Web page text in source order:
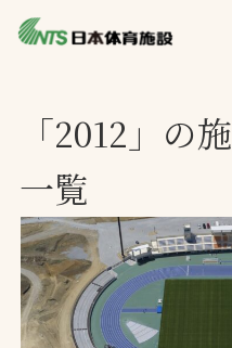
ニュース
プレスリリース
レポート
製品・サービス一覧
施工・管理実績一覧
「2012」の
一覧